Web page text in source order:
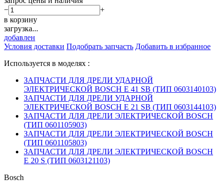
−
+
в корзину
загрузка...
добавлен
Условия доставки Подобрать запчасть Добавить в избранное
Используется в моделях :
ЗАПЧАСТИ ДЛЯ ДРЕЛИ УДАРНОЙ
ЭЛЕКТРИЧЕСКОЙ BOSCH E 41 SB (ТИП 0603140103)
ЗАПЧАСТИ ДЛЯ ДРЕЛИ УДАРНОЙ
ЭЛЕКТРИЧЕСКОЙ BOSCH E 21 SB (ТИП 0603144103)
ЗАПЧАСТИ ДЛЯ ДРЕЛИ ЭЛЕКТРИЧЕСКОЙ BOSCH
(ТИП 0601105903)
ЗАПЧАСТИ ДЛЯ ДРЕЛИ ЭЛЕКТРИЧЕСКОЙ BOSCH
(ТИП 0601105803)
ЗАПЧАСТИ ДЛЯ ДРЕЛИ ЭЛЕКТРИЧЕСКОЙ BOSCH
E 20 S (ТИП 0603121103)
Bosch